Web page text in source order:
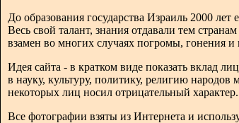
До образования государства Израиль 2000
Весь свой талант, знания отдавали тем
взамен во многих случаях погромы, гонения и
Идея сайта - в кратком виде показать вклад
в науку, культуру, политику, религию
некоторых лиц носил отрицательный характер.
Все фотографии взяты из Интернета и